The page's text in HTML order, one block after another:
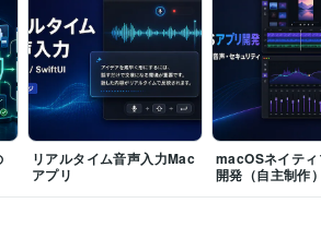
リアルタイム音声入力Mac
アプリ
macOSネイテ
開発（自主制作